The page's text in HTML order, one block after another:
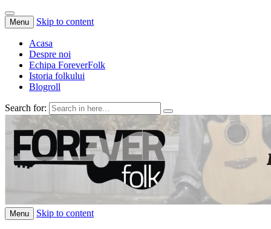
Menu Skip to content
Acasa
Despre noi
Echipa ForeverFolk
Istoria folkului
Blogroll
Search for:
ForeverFolk
Muzica sufletului tau
Menu Skip to content